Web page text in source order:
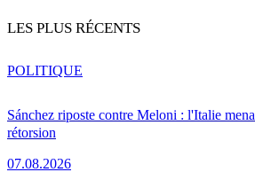
LES PLUS RÉCENTS
Sánchez riposte contre Meloni : l'Italie
rétorsion
07.08.2026
POLITIQUE